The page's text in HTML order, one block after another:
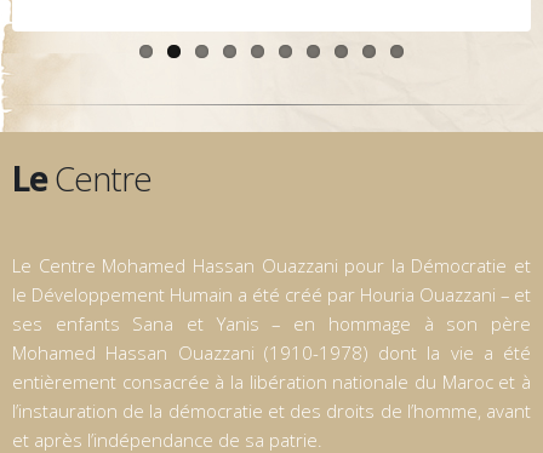
Le Centre
le Développement Humain a été créé par Houria Ouazzani – et
ses enfants Sana et Yanis – en hommage à son père
Mohamed Hassan Ouazzani (1910-1978) dont la vie a été
entièrement consacrée à la libération nationale du Maroc et à
l’instauration de la démocratie et des droits de l’homme, avant
et après l’indépendance de sa patrie.